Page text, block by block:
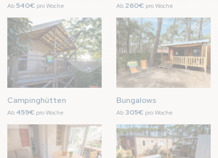
Ab540€ pro Woche Ab 260€ pro Woche
Bild
Campinghütten
Ab 459€ pro Woche
Bild
Bungalows
Ab 305€ pro Woche
Bild Bild